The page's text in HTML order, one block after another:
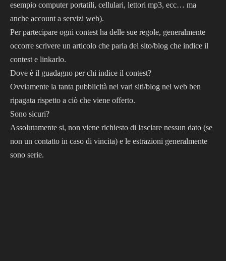
esempio computer portatili, cellulari, lettori mp3, ecc… ma
anche account a servizi web).
Per partecipare ogni contest ha delle sue regole, generalmente
occorre scrivere un articolo che parla del sito/blog che indice il
contest e linkarlo.
Dove è il guadagno per chi indice il contest?
Ovviamente la tanta pubblicità nei vari siti/blog nel web ben
ripagata rispetto a ciò che viene offerto.
Sono sicuri?
Assolutamente si, non viene richiesto di lasciare nessun dato (se
non un contatto in caso di vincita) e le estrazioni generalmente
sono serie.